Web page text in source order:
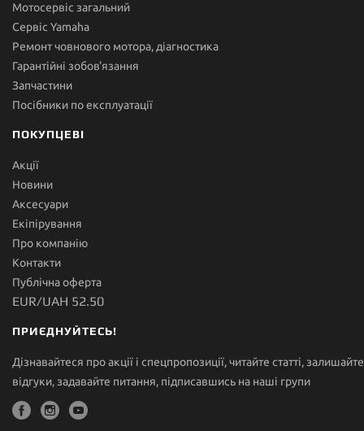
Мотосервіс загальний
Сервіс Yamaha
Ремонт човнового мотора, діагностика
Гарантійні зобов'язання
Запчастини
Посібники по експлуатації
ПОКУПЦЕВІ
Акції
Новини
Аксесуари
Екіпірування
Про компанію
Контакти
Публічна оферта
EUR/UAH 52.50
ПРИЄДНУЙТЕСЬ!
Дізнавайтеся про акції і спецпропозиції, читайте статті, залишайте
відгуки, задавайте питання, підписавшись на наші групи